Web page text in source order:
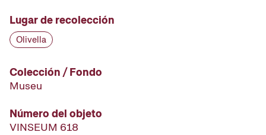
Lugar de recolección
Olivella
Colección / Fondo
Museu
Número del objeto
VINSEUM 618